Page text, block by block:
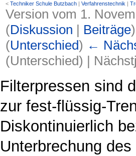
< Techniker Schule Butzbach‎ | Verfahrenstechnik
Version vom 1.
(Diskussion | Beiträge)
(Unterschied) ←
(Unterschied) |
Filterpressen sind
zur fest-flüssig-
Diskontinuierlich
Unterbrechung